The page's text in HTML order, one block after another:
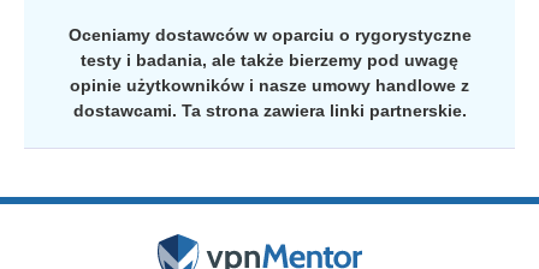
Oceniamy dostawców w oparciu o rygorystyczne
testy i badania, ale także bierzemy pod uwagę
opinie użytkowników i nasze umowy handlowe z
dostawcami. Ta strona zawiera linki partnerskie.